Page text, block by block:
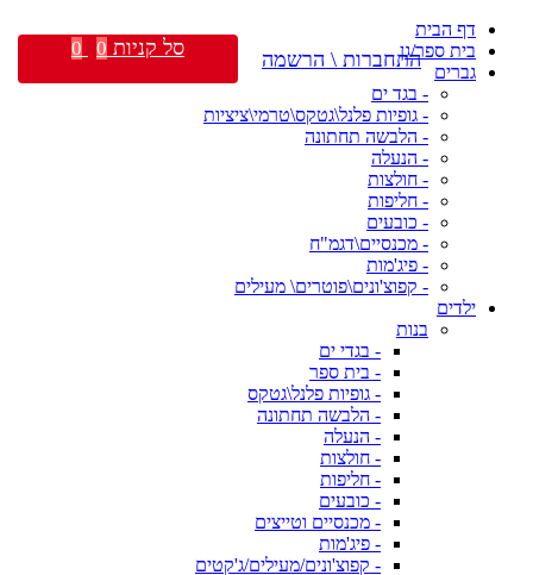
דף הבית
בית ספר/גן
גברים
- בגד ים
- גופיות פלנל\גטקס\טרמי\ציציות
- הלבשה תחתונה
- הנעלה
- חולצות
- חליפות
- כובעים
- מכנסיים\דגמ"ח
- פיג'מות
- קפוצ'ונים\פוטרים\ מעילים
ילדים
בנות
- בגדי ים
- בית ספר
- גופיות פלנל\גטקס
- הלבשה תחתונה
- הנעלה
- חולצות
- חליפות
- כובעים
- מכנסיים וטייצים
- פיג'מות
- קפוצ'ונים/מעילים/ג'קטים
התחברות \ הרשמה סל קניות 0
0